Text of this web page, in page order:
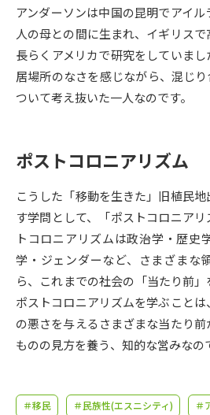
受験準備
併願校選び 受験
先輩が入学を決めた理由 テ
新生活お役立ちガイド
学問発見
アンダーソンは中国の昆明でアイ
人の母との間に生まれ、イギリスで
長らくアメリカで研究をしていま
居場所のなさを感じながら、混じ
ついて考え抜いた一人なのです。
ポストコロニアリズム
こうした「移動を生きた」旧植民
す学問として、「ポストコロニア
トコロニアリズムは政治学・歴史
学・ジェンダーなど、さまざまな
ら、これまでの社会の「当たり前」
ポストコロニアリズムを学ぶこと
の悪さを与えるさまざまな当たり
ものの見方を養う、知的な営みなの
＃移民 ＃民族性(エスニシティ) ＃